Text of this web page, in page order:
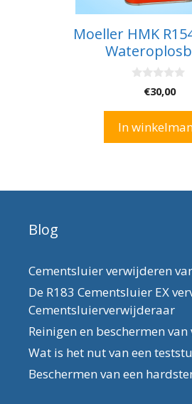
Moeller HMK
5
€30,00
In
Blog
Cementsluier verwijderen
De R183 Cementsluier EX
Cementsluierverwijderaar
Reinigen en beschermen van
Wat is het nut van een
Beschermen van een